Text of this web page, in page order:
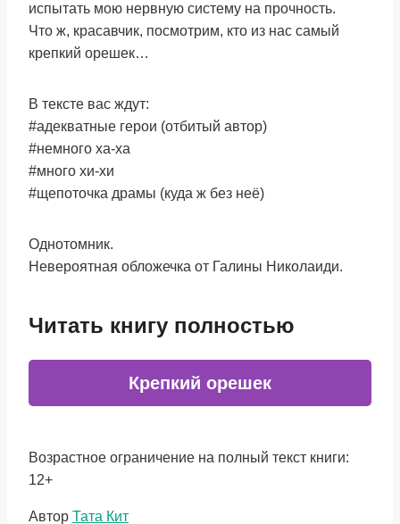
испытать мою нервную систему на прочность.
Что ж, красавчик, посмотрим, кто из нас самый
крепкий орешек…
В тексте вас ждут:
#адекватные герои (отбитый автор)
#немного ха-ха
#много хи-хи
#щепоточка драмы (куда ж без неё)
Однотомник.
Невероятная обложечка от Галины Николаиди.
Читать книгу полностью
Крепкий орешек
Возрастное ограничение на полный текст книги:
12+
Метки
Автор Тата Кит